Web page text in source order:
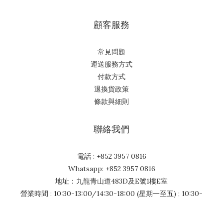
顧客服務
常見問題
運送服務方式
付款方式
退換貨政策
條款與細則
聯絡我們
電話 : +852 3957 0816
Whatsapp: +852 3957 0816
地址：九龍青山道483D及E號1樓E室
營業時間 : 10:30-13:00/14:30-18:00 (星期一至五) ; 10:30-